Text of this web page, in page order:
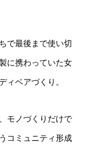
で最後まで使い切
に携わっていた女
ィベアづくり。
モノづくりだけで
コミュニティ形成